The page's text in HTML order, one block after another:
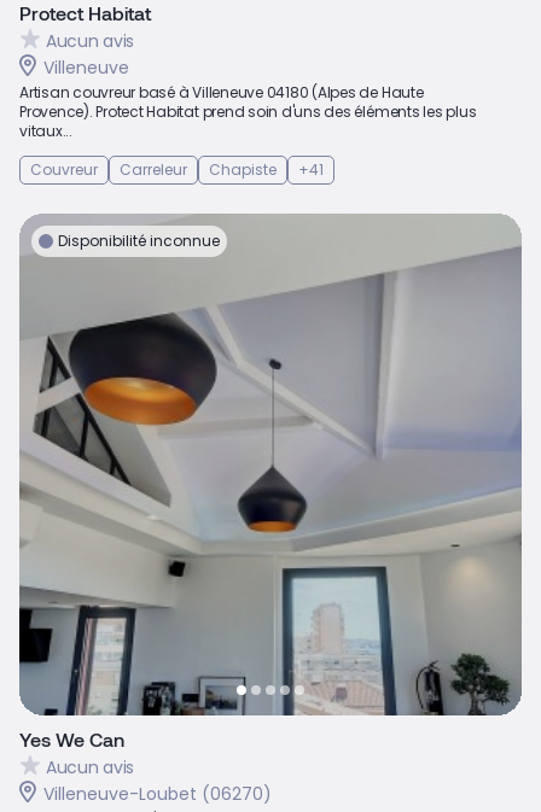
Protect Habitat
Aucun avis
Villeneuve
Artisan couvreur basé à Villeneuve 04180 (Alpes de Haute
Provence). Protect Habitat prend soin d'uns des éléments les plus
vitaux...
Couvreur
Carreleur Chapiste +41
Disponibilité inconnue
Yes We Can
Aucun avis
Villeneuve-Loubet (06270)